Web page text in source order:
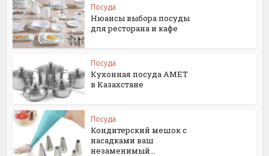
Посуда
Нюансы выбора посуды
для ресторана и кафе
Посуда
Кухонная посуда АМЕТ
в Казахстане
Посуда
Кондитерский мешок с
насадками ваш
незаменимый...